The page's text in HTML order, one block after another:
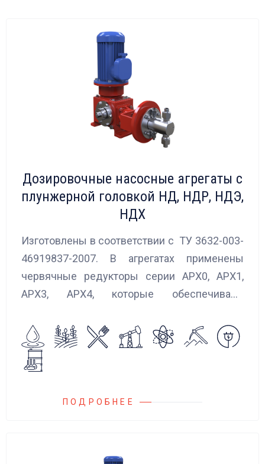
Дозировочные насосные агрегаты с
плунжерной головкой НД, НДР, НДЭ,
НДХ
Изготовлены в соответствии с ТУ 3632-003-
46919837-2007. В агрегатах применены
червячные редукторы серии АРХ0, АРХ1,
АРХ3, АРХ4, которые обеспечивают
кратковременном режимах. За счёт
улучшения динамических показателей и
оптимизации червячной пары понижены
ПОДРОБНЕЕ